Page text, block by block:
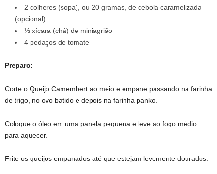
2 colheres (sopa), ou 20 gramas, de cebola caramelizada
(opcional)
½ xícara (chá) de miniagrião
4 pedaços de tomate
Preparo:
Corte o Queijo Camembert ao meio e empane passando na farinha
de trigo, no ovo batido e depois na farinha panko.
Coloque o óleo em uma panela pequena e leve ao fogo médio
para aquecer.
Frite os queijos empanados até que estejam levemente dourados.